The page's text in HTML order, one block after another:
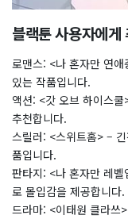
블랙툰 사용자에
로맨스: <나 혼자만 연
있는 작품입니다.
액션: <갓 오브 하이스
추천합니다.
스릴러: <스위트홈> –
품입니다.
판타지: <나 혼자만 레
로 몰입감을 제공합니다.
드라마: <이태원 클라쓰